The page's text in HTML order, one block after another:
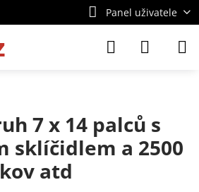
Panel uživatele
7 x 14 palců s
sklíčidlem a 2500
atd